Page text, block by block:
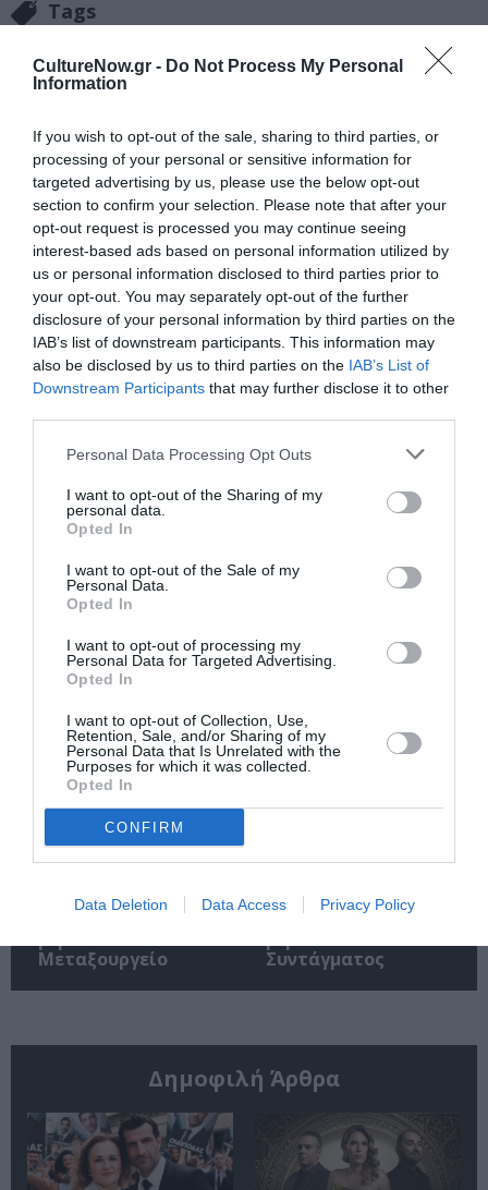
CultureNow.gr - Do Not Process My Personal
Information
If you wish to opt-out of the sale, sharing to third parties, or
processing of your personal or sensitive information for
targeted advertising by us, please use the below opt-out
section to confirm your selection. Please note that after your
opt-out request is processed you may continue seeing
interest-based ads based on personal information utilized by
us or personal information disclosed to third parties prior to
your opt-out. You may separately opt-out of the further
disclosure of your personal information by third parties on the
IAB’s list of downstream participants. This information may
also be disclosed by us to third parties on the IAB’s List of
Downstream Participants that may further disclose it to other
Personal Data Processing Opt Outs
I want to opt-out of the Sharing of my
personal data.
Opted In
I want to opt-out of the Sale of my
Personal Data.
Opted In
I want to opt-out of processing my
Personal Data for Targeted Advertising.
Opted In
I want to opt-out of Collection, Use,
Retention, Sale, and/or Sharing of my
Personal Data that Is Unrelated with the
Purposes for which it was collected.
Opted In
CONFIRM
Data Deletion Data Access Privacy Policy
Tags
Κάθε βδομάδα στο e-mail σας τα τελευταία νέα για
την Τέχνη και τον Πολιτισμό!
Ακολουθήστε το Culturenow.gr
τις υποψηφιότητες
για το Βραβείο
Booker 2026
2026 στο Ναύπλιο
«Παρεμποδίζοντας
Ιουλιανά 1965»:
Παρουσίαση του
Μεταξουργείο
Σπύρος Κακατσάκης
Σκοτάδι:
Παρουσίαση του
Συντάγματος
Δημοφιλή Άρθρα